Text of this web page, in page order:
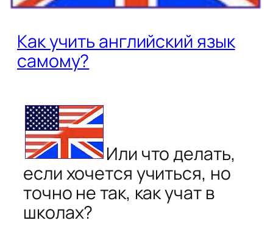
Как учить английский язык
самому?
Или что делать,
если хочется учиться, но
точно не так, как учат в
школах?